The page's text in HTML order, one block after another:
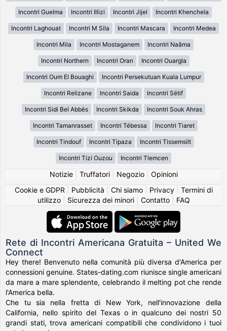
Incontri Guelma Incontri Illizi Incontri Jijel Incontri Khenchela
Incontri Laghouat Incontri M Sila Incontri Mascara Incontri Medea
Incontri Mila Incontri Mostaganem Incontri Naâma
Incontri Northern Incontri Oran Incontri Ouargla
Incontri Oum El Bouaghi Incontri Persekutuan Kuala Lumpur
Incontri Relizane Incontri Saida Incontri Sétif
Incontri Sidi Bel Abbès Incontri Skikda Incontri Souk Ahras
Incontri Tamanrasset Incontri Tébessa Incontri Tiaret
Incontri Tindouf Incontri Tipaza Incontri Tissemsilt
Incontri Tizi Ouzou Incontri Tlemcen
Notizie| Truffatori| Negozio| Opinioni
Cookie e GDPR
Pubblicità Chi siamo| Privacy| Termini di
utilizzo| Sicurezza dei minori| Contatto| FAQ
Rete di Incontri Americana Gratuita – United We
Connect
Hey there! Benvenuto nella comunità più diversa d'America per
connessioni genuine. States-dating.com riunisce single americani
da mare a mare splendente, celebrando il melting pot che rende
l'America bella.
Che tu sia nella fretta di New York, nell'innovazione della
California, nello spirito del Texas o in qualcuno dei nostri 50
grandi stati, trova americani compatibili che condividono i tuoi